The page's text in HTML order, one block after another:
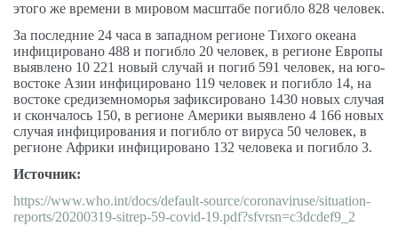
этого же времени в мировом масштабе погибло 828 человек.
За последние 24 часа в западном регионе Тихого океана
инфицировано 488 и погибло 20 человек, в регионе Европы
выявлено 10 221 новый случай и погиб 591 человек, на юго-
востоке Азии инфицировано 119 человек и погибло 14, на
востоке средиземноморья зафиксировано 1430 новых случая
и скончалось 150, в регионе Америки выявлено 4 166 новых
случая инфицирования и погибло от вируса 50 человек, в
регионе Африки инфицировано 132 человека и погибло 3.
Источник:
https://www.who.int/docs/default-source/coronaviruse/situation-
reports/20200319-sitrep-59-covid-19.pdf?sfvrsn=c3dcdef9_2